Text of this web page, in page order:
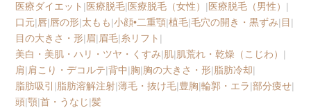
医療ダイエット |医療脱毛|医療脱毛（女性） |医療脱毛（男性） |
口元|唇|唇の形|太もも|小顔•二重顎|植毛|毛穴の開き・黒ずみ|目 |
目の大きさ・形|眉|眉毛|糸リフト |
美白・美肌・ハリ・ツヤ・くすみ|肌|肌荒れ・乾燥（こじわ） |
肩|肩こり・デコルテ|背中|胸|胸の大きさ・形|脂肪冷却|
脂肪吸引 |脂肪溶解注射|薄毛・抜け毛|豊胸|輪郭・エラ|部分痩せ|
頭|顎|首・うなじ|髪